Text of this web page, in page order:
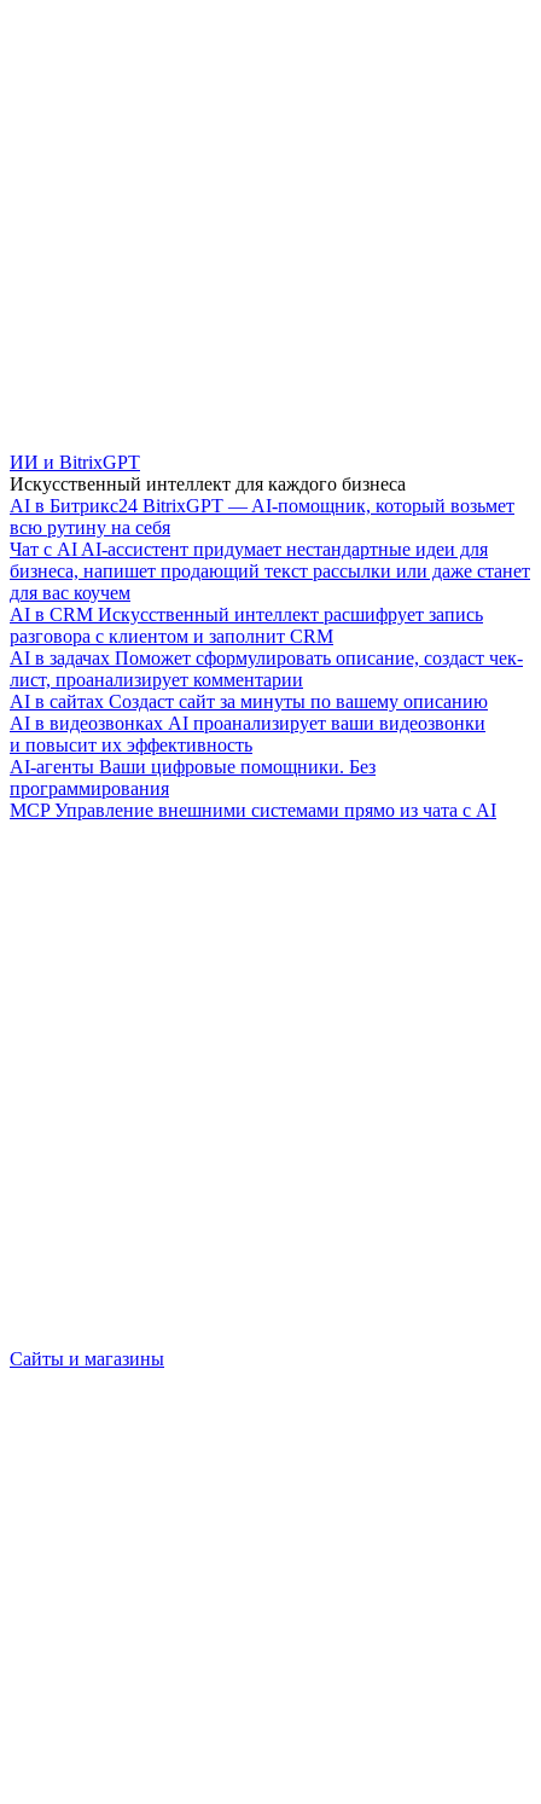
ИИ и BitrixGPT
Искусственный интеллект для каждого бизнеса
AI в Битрикс24 BitrixGPT — AI-помощник, который возьмет
всю рутину на себя
Чат с AI AI-ассистент придумает нестандартные идеи для
бизнеса, напишет продающий текст рассылки или даже станет
для вас коучем
AI в CRM Искусственный интеллект расшифрует запись
разговора с клиентом и заполнит CRM
AI в задачах Поможет сформулировать описание, создаст чек-
лист, проанализирует комментарии
AI в сайтах Создаст сайт за минуты по вашему описанию
AI в видеозвонках AI проанализирует ваши видеозвонки
и повысит их эффективность
AI-агенты Ваши цифровые помощники. Без
программирования
MCP Управление внешними системами прямо из чата с AI
Сайты и магазины